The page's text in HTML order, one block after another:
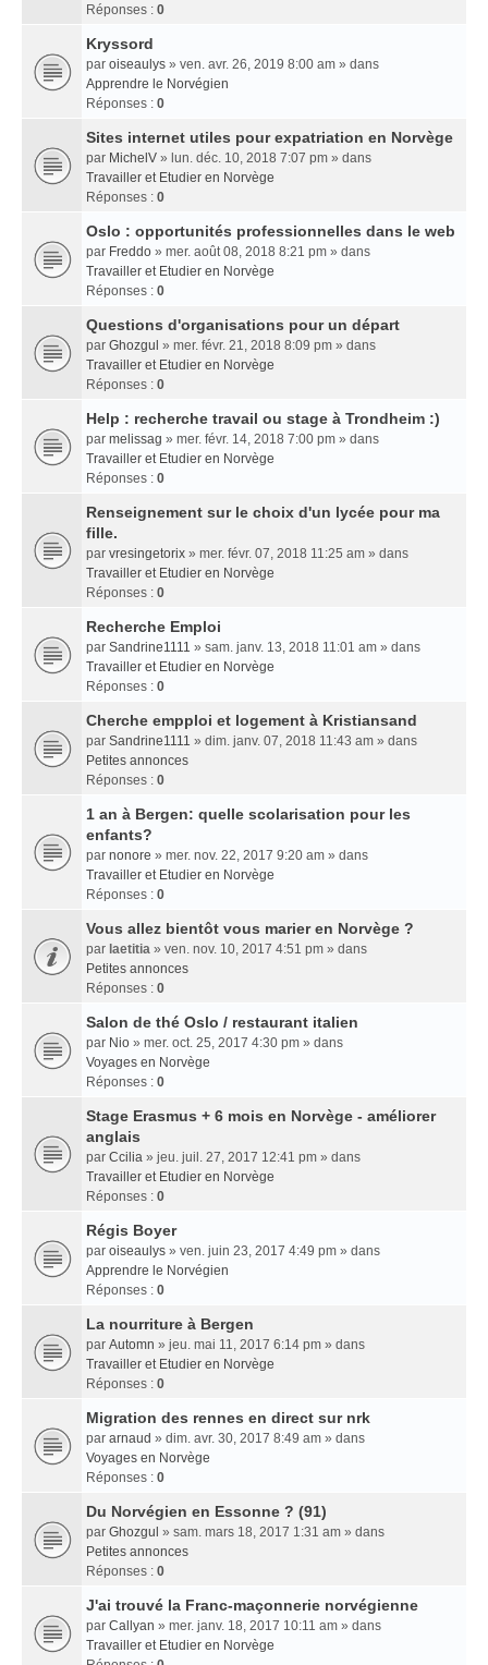
Réponses : 0
Kryssord
par oiseaulys » ven. avr. 26, 2019 8:00 am » dans
Apprendre le Norvégien
Réponses : 0
Sites internet utiles pour expatriation en Norvège
par MichelV » lun. déc. 10, 2018 7:07 pm » dans
Travailler et Etudier en Norvège
Réponses : 0
Oslo : opportunités professionnelles dans le web
par Freddo » mer. août 08, 2018 8:21 pm » dans
Travailler et Etudier en Norvège
Réponses : 0
Questions d'organisations pour un départ
par Ghozgul » mer. févr. 21, 2018 8:09 pm » dans
Travailler et Etudier en Norvège
Réponses : 0
Help : recherche travail ou stage à Trondheim :)
par melissag » mer. févr. 14, 2018 7:00 pm » dans
Travailler et Etudier en Norvège
Réponses : 0
Renseignement sur le choix d'un lycée pour ma
fille.
par vresingetorix » mer. févr. 07, 2018 11:25 am » dans
Travailler et Etudier en Norvège
Réponses : 0
Recherche Emploi
par Sandrine1111 » sam. janv. 13, 2018 11:01 am » dans
Travailler et Etudier en Norvège
Réponses : 0
Cherche empploi et logement à Kristiansand
par Sandrine1111 » dim. janv. 07, 2018 11:43 am » dans
Petites annonces
Réponses : 0
1 an à Bergen: quelle scolarisation pour les
enfants?
par nonore » mer. nov. 22, 2017 9:20 am » dans
Travailler et Etudier en Norvège
Réponses : 0
Vous allez bientôt vous marier en Norvège ?
par laetitia » ven. nov. 10, 2017 4:51 pm » dans
Petites annonces
Réponses : 0
Salon de thé Oslo / restaurant italien
par Nio » mer. oct. 25, 2017 4:30 pm » dans
Voyages en Norvège
Réponses : 0
Stage Erasmus + 6 mois en Norvège - améliorer
anglais
par Ccilia » jeu. juil. 27, 2017 12:41 pm » dans
Travailler et Etudier en Norvège
Réponses : 0
Régis Boyer
par oiseaulys » ven. juin 23, 2017 4:49 pm » dans
Apprendre le Norvégien
Réponses : 0
La nourriture à Bergen
par Automn » jeu. mai 11, 2017 6:14 pm » dans
Travailler et Etudier en Norvège
Réponses : 0
Migration des rennes en direct sur nrk
par arnaud » dim. avr. 30, 2017 8:49 am » dans
Voyages en Norvège
Réponses : 0
Du Norvégien en Essonne ? (91)
par Ghozgul » sam. mars 18, 2017 1:31 am » dans
Petites annonces
Réponses : 0
J'ai trouvé la Franc-maçonnerie norvégienne
par Callyan » mer. janv. 18, 2017 10:11 am » dans
Travailler et Etudier en Norvège